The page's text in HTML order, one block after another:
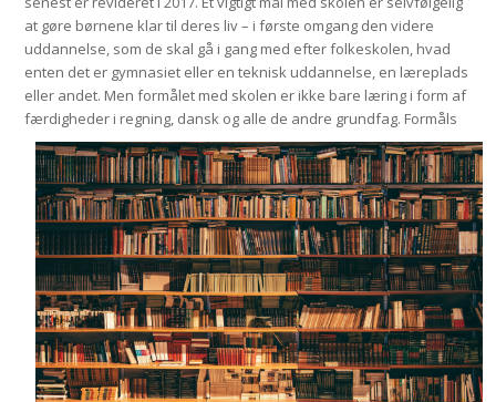
at gøre børnene klar til deres liv – i første omgang den videre
uddannelse, som de skal gå i gang med efter folkeskolen, hvad
enten det er gymnasiet eller en teknisk uddannelse, en læreplads
eller andet. Men formålet med skolen er ikke bare læring i form af
færdigheder i regning, dansk og alle de andre grundfag. Formåls